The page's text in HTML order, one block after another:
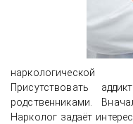
Присутствовать
родственниками.
Нарколог задаёт